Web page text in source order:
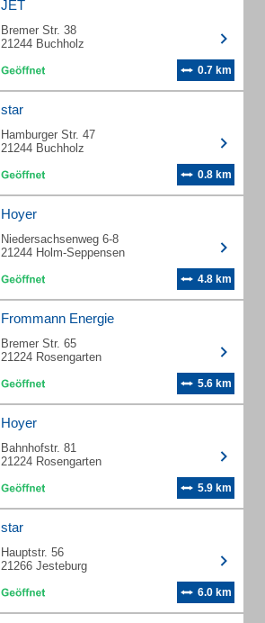
JET
Bremer Str. 38
21244 Buchholz
0.7 km
star
Hamburger Str. 47
21244 Buchholz
0.8 km
Hoyer
Niedersachsenweg 6-8
21244 Holm-Seppensen
4.8 km
Frommann Energie
Bremer Str. 65
21224 Rosengarten
5.6 km
Hoyer
Bahnhofstr. 81
21224 Rosengarten
5.9 km
star
Hauptstr. 56
21266 Jesteburg
6.0 km